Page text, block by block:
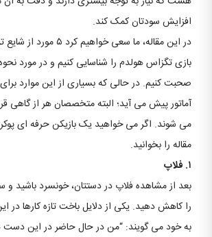
افزایش سودتان کمک کند.
در این مقاله، ما سعی
بازی تگزاس هولدم را شناسایی کنیم و در مورد نحوه
صحبت کنیم. در حالی که بسیاری از این موارد برای
آماتور پیش می آید؛ البته متخصصان هر از گاهی
می شوند. اگر می خواهید یک بازیکن حرفه ای پوکر
مقاله را بخوانید.
۱. فلاپ
بعد از مشاهده فلاپ در دستتان، خونسرد باشید و
را کاهش دهید. یکی از دلایل باخت تازه کارها در
به خود می گویند: “من در حال حاضر در این دست